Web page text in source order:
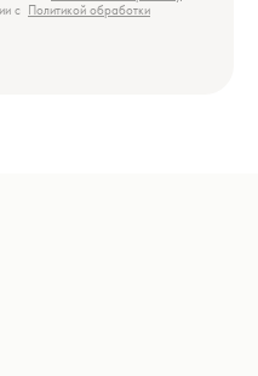
с Политикой обработки